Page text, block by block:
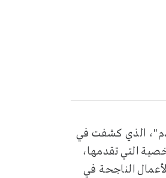
2025، من خلال مسلسل "بالدم"، الذي كشفت في
التي تقدمها،
الناجحة في